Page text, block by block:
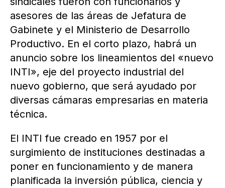
asesores de las áreas de Jefatura de
Gabinete y el Ministerio de Desarrollo
Productivo. En el corto plazo, habrá un
anuncio sobre los lineamientos del «nuevo
INTI», eje del proyecto industrial del
nuevo gobierno, que será ayudado por
diversas cámaras empresarias en materia
técnica.
El INTI fue creado en 1957 por el
surgimiento de instituciones destinadas a
poner en funcionamiento y de manera
planificada la inversión pública, ciencia y